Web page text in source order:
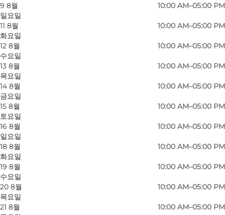
9 8월
일요일
10:00 AM–05:00 PM
11 8월
화요일
10:00 AM–05:00 PM
12 8월
수요일
10:00 AM–05:00 PM
13 8월
목요일
10:00 AM–05:00 PM
14 8월
금요일
10:00 AM–05:00 PM
15 8월
토요일
10:00 AM–05:00 PM
16 8월
일요일
10:00 AM–05:00 PM
18 8월
화요일
10:00 AM–05:00 PM
19 8월
수요일
10:00 AM–05:00 PM
20 8월
목요일
10:00 AM–05:00 PM
21 8월
10:00 AM–05:00 PM
Pay a visit to the Royal Kitchen under
Christiansborg.
This is where you can have a unique look
behind the scenes of the royal parties and
celebrations. What goes on in the royal kitchen
when there is a gala dinner at the palace in
1937? The sweet aroma of beef tenderloin for
275 guests wafts out of the ovens - muscular
chefs stagger around under the weight of the
ton-heavy copper pots - the confectioner
constructs exquisite crowns of candied fruit.